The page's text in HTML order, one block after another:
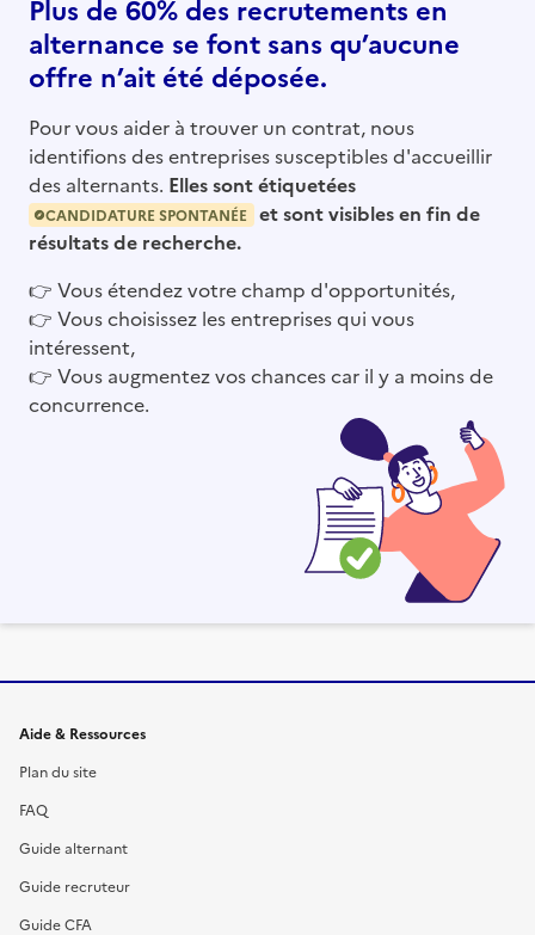
Plus de 60% des recrutements en
alternance se font sans qu’aucune
offre n’ait été déposée.
Pour vous aider à trouver un contrat, nous
identifions des entreprises susceptibles d'accueillir
des alternants. Elles sont étiquetées
CANDIDATURE SPONTANÉE
et sont visibles en fin de
résultats de recherche.
👉 Vous étendez votre champ d'opportunités,
👉 Vous choisissez les entreprises qui vous
intéressent,
👉 Vous augmentez vos chances car il y a moins de
concurrence.
Informations et liens du site
Aide & Ressources
Plan du site
FAQ
Guide alternant
Guide recruteur
Guide CFA